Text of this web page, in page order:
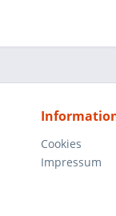
Cookies
Impressum